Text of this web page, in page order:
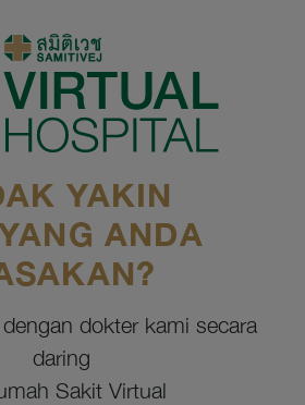
YAKIN
ANDA
dokter kami secara
daring
Sakit Virtual